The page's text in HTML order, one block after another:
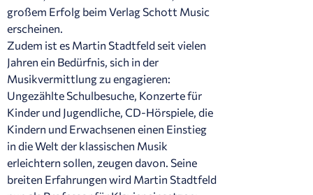
großem Erfolg beim Verlag Schott Music
erscheinen.
Zudem ist es Martin Stadtfeld seit vielen
Jahren ein Bedürfnis, sich in der
Musikvermittlung zu engagieren:
Ungezählte Schulbesuche, Konzerte für
Kinder und Jugendliche, CD-Hörspiele, die
Kindern und Erwachsenen einen Einstieg
in die Welt der klassischen Musik
erleichtern sollen, zeugen davon. Seine
breiten Erfahrungen wird Martin Stadtfeld